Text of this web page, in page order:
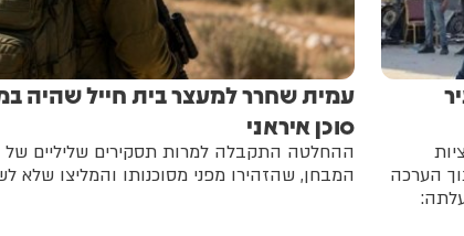
הערכה
עמית שחרר למעצר בית חייל שהיה
סוכן איראני
ההחלטה התקבלה למרות תסקירים שליליים של
המבחן, שהזהירו מפני מסוכנותו והמליצו שלא